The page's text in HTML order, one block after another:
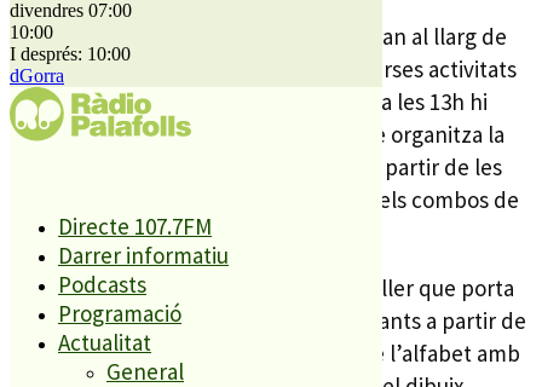
divendres 07:00
10:00
I després: 10:00
dGorra
Directe 107.7FM
Darrer informatiu
Podcasts
Programació
Actualitat
General
A banda de les parades que s’instal·laran al llarg de
tot el matí, també s’han preparat diverses activitats
per lluir la jornada. Des de les 11h fins a les 13h hi
haurà la fira d’intercanvi de llibres que organitza la
biblioteca Enric Miralles de Palafolls. A partir de les
11:30h hi haurà una actuació musical dels combos de
l’Escola Municipal de Música.
Ja a la tarda, a les 16;30h, es farà un taller que porta
per títol ‘Lletrejant’. Està adreçat a infants a partir de
3 anys i en ell es farà una il·lustració de l’alfabet amb